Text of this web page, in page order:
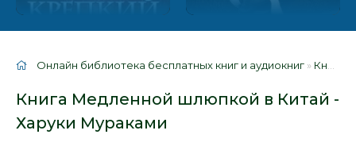
Онлайн библиотека бесплатных книг и аудиокниг » Книги
Книга Медленной шлюпкой в Китай -
Харуки Мураками